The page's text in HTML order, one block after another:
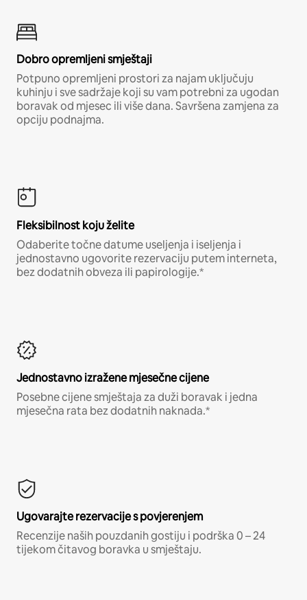
Dobro opremljeni smještaji
Potpuno opremljeni prostori za najam uključuju
kuhinju i sve sadržaje koji su vam potrebni za ugodan
boravak od mjesec ili više dana. Savršena zamjena za
opciju podnajma.
Fleksibilnost koju želite
Odaberite točne datume useljenja i iseljenja i
jednostavno ugovorite rezervaciju putem interneta,
bez dodatnih obveza ili papirologije.*
Jednostavno izražene mjesečne cijene
Posebne cijene smještaja za duži boravak i jedna
mjesečna rata bez dodatnih naknada.*
Ugovarajte rezervacije s povjerenjem
Recenzije naših pouzdanih gostiju i podrška 0 – 24
tijekom čitavog boravka u smještaju.